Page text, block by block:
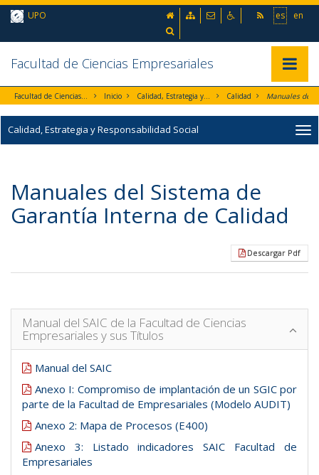
Ir al contenido principal de la página (alt + s)
Ir a la cabecera de la página (alt + c)
Ir al menú principal (alt + u)
es en
UPO inicio Mapa webContactoAccesibilidad
Facultad de Ciencias Empresariales
Facultad de Ciencias Empresariales Inicio Calidad, Estrategia y Responsabilidad Social Calidad
Calidad, Estrategia y Responsabilidad Social
Manuales del Sistema de
Garantía Interna de Calidad
Descargar Pdf
Manual del SAIC de la Facultad de Ciencias
Empresariales y sus Títulos
Manual del SAIC
Anexo I: Compromiso de implantación de un SGIC por
parte de la Facultad de Empresariales (Modelo AUDIT)
Anexo 2: Mapa de Procesos (E400)
Anexo 3: Listado indicadores SAIC Facultad de
Empresariales